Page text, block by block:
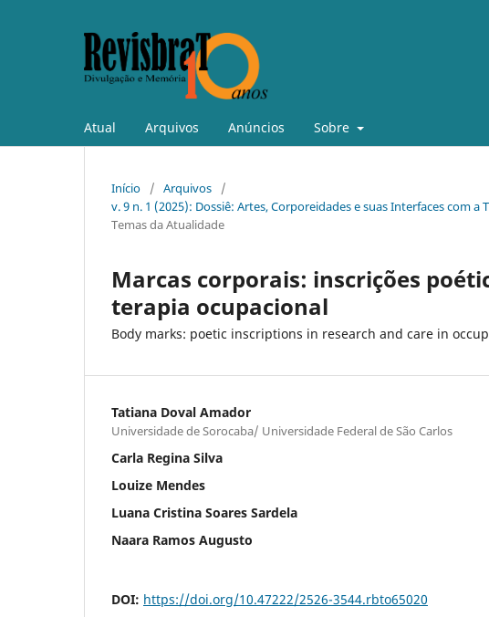
Atual Arquivos Anúncios Sobre
Início / Arquivos
/
v. 9 n. 1 (2025): Dossiê: Artes, Corporeidades e suas Interfaces com a
Temas da Atualidade
Marcas corporais: inscrições
terapia ocupacional
Body marks: poetic inscriptions in research and care in
Tatiana Doval Amador
Universidade de Sorocaba/ Universidade Federal de São Carlos
Carla Regina Silva
Louize Mendes
Luana Cristina Soares Sardela
Naara Ramos Augusto
DOI: https://doi.org/10.47222/2526-3544.rbto65020